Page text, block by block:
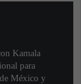
Kamala
para
México y